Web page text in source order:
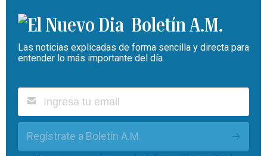
Boletín A.M.
Las noticias explicadas de forma sencilla y directa para
entender lo más importante del día.
Regístrate a Boletín A.M.